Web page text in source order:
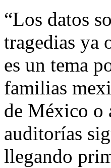
“Los datos
tragedias ya
es un tema
familias
de México o
auditorías
llegando